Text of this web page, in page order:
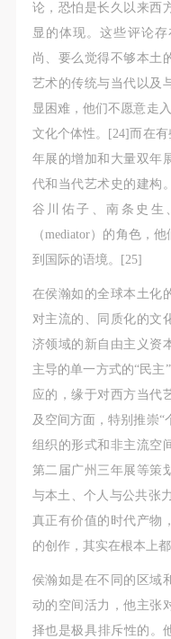
论，恐怕是长久以来西
显的体现。这些评论
尚、要么觉得不够本土
艺术的传统与当代以及
显困难，他们不愿意走
文化个体性。[24]而在
年展的增加和大量双年
代和当代艺术史的建构
谷川佑子、南条史生
（mediator）的角色，
到国际的语境。[25]
在侯瀚如的全球本土化
对主流的、同质化的文
济领域的新自由主义资
主导的单一方式的“民
应的，缘于对西方当代
及空间方面，特别推崇“
组织的形式和非主流空
第二届广州三年展等策
与本土、个人与公共张
真正有价值的时代产物
的创作，其实在根本上
侯瀚如是在不同的区域
动的空间活力，他主张
择也是极具排斥性的。